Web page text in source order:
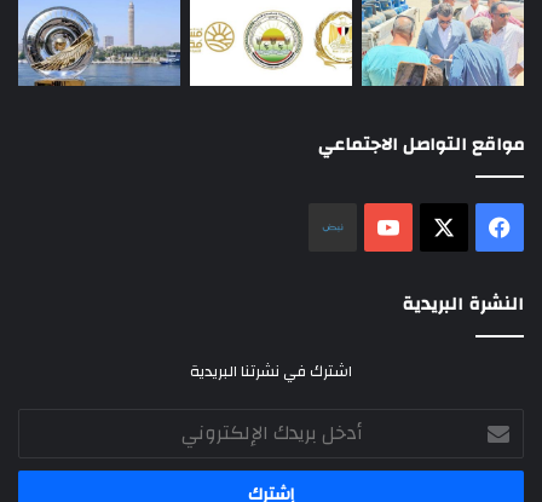
مواقع التواصل الاجتماعي
فيسبوك ‫YouTube
النشرة البريدية
اشترك في نشرتنا البريدية
أدخل
بريدك
الإلكتروني